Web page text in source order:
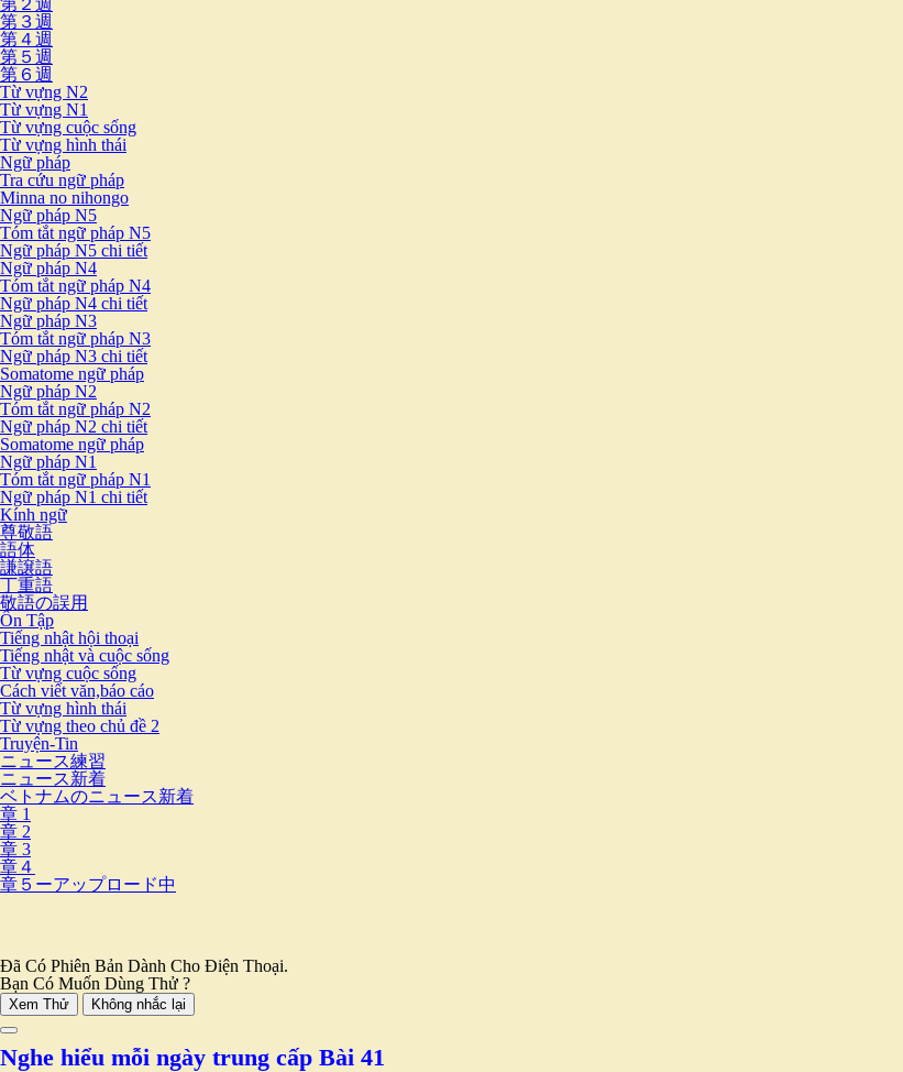
第２週
第３週
第４週
第５週
第６週
Từ vựng N2
Từ vựng N1
Từ vựng cuộc sống
Từ vựng hình thái
Ngữ pháp
Tra cứu ngữ pháp
Minna no nihongo
Ngữ pháp N5
Tóm tắt ngữ pháp N5
Ngữ pháp N5 chi tiết
Ngữ pháp N4
Tóm tắt ngữ pháp N4
Ngữ pháp N4 chi tiết
Ngữ pháp N3
Tóm tắt ngữ pháp N3
Ngữ pháp N3 chi tiết
Somatome ngữ pháp
Ngữ pháp N2
Tóm tắt ngữ pháp N2
Ngữ pháp N2 chi tiết
Somatome ngữ pháp
Ngữ pháp N1
Tóm tắt ngữ pháp N1
Ngữ pháp N1 chi tiết
Kính ngữ
尊敬語
語体
謙譲語
丁重語
敬語の誤用
Ôn Tập
Tiếng nhật hội thoại
Tiếng nhật và cuộc sống
Từ vựng cuộc sống
Cách viết văn,báo cáo
Từ vựng hình thái
Từ vựng theo chủ đề 2
Truyện-Tin
ニュース練習
ニュース新着
ベトナムのニュース新着
章 1
章 2
章 3
章４
章５ーアップロード中
Đã Có Phiên Bản Dành Cho Điện Thoại.
Bạn Có Muốn Dùng Thử ?
Xem Thử Không nhắc lại
Nghe hiểu mỗi ngày trung cấp Bài 41